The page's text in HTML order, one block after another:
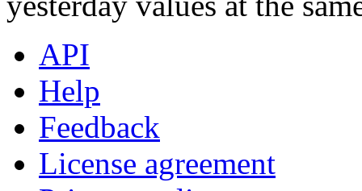
API
Help
Feedback
License agreement